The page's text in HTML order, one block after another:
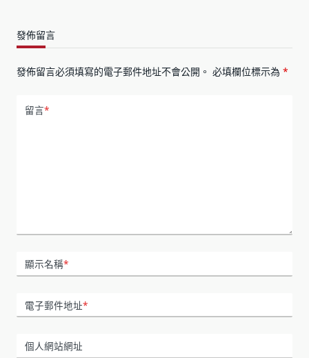
發佈留言
發佈留言必須填寫的電子郵件地址不會公開。 必填欄位標示為 *
留言*
顯示名稱*
電子郵件地址*
個人網站網址